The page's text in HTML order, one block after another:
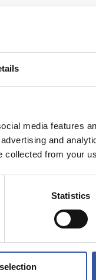
media features
and
collected from your
Statistics